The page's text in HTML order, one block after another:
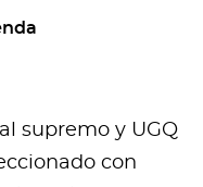
supremo y UGQ
con